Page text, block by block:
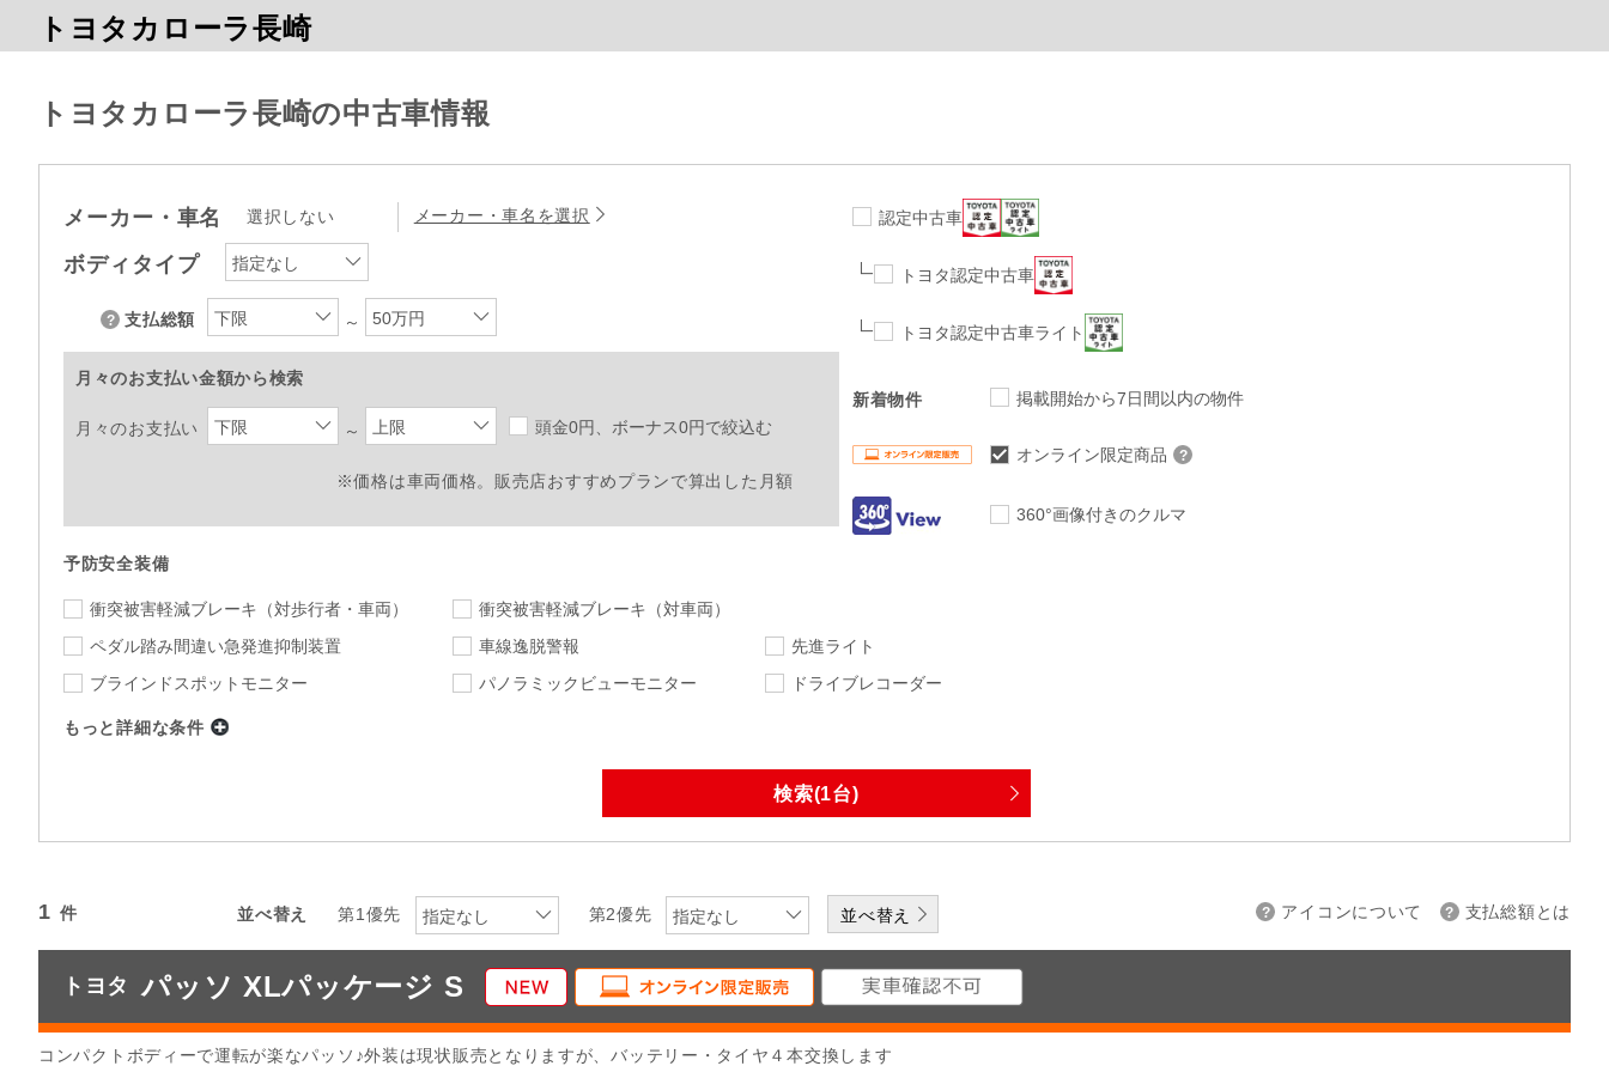
トヨタカローラ長崎
トヨタカローラ長崎の中古車情報
メーカー・車名 選択しない メーカー・車名を選択
ボディタイプ 指定なし
支払総額 下限 ～ 50万円
月々のお支払い金額から検索
月々のお支払い 下限 ～ 上限 頭金0円、ボーナス0円で絞込む
※価格は車両価格。販売店おすすめプランで算出した月額
認定中古車
トヨタ認定中古車
トヨタ認定中古車ライト
新着物件 掲載開始から7日間以内の物件
オンライン限定商品
360°画像付きのクルマ
予防安全装備
衝突被害軽減ブレーキ （対歩行者・車両）
衝突被害軽減ブレーキ（対車両）
ペダル踏み間違い急発進抑制装置
車線逸脱警報
先進ライト
ブラインドスポットモニター
パノラミックビューモニター ドライブレコーダー
もっと詳細な条件
走行距離 指定なし 車検 指定なし
ワンオーナー 修復歴無
カラー
指定なし 指定なし DVD CD メディアプレーヤー接続 バックカメラ スマートキー ETC
1 並べ替え 第1優先 指定なし 第2優先 指定なし アイコンについて 支払総額とは
トヨタ パッソ XLパッケージ S
コンパクトボディーで運転が楽なパッソ♪外装は現状販売となりますが、バッテリー・タイヤ４本交換します